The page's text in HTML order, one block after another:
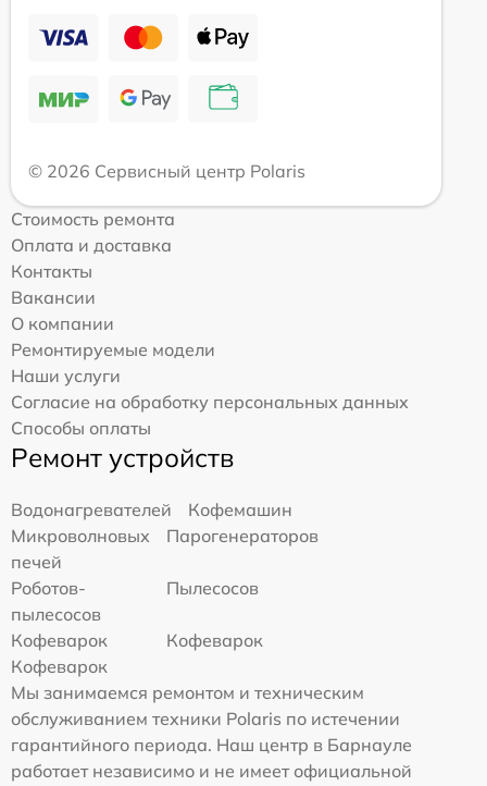
© 2026 Сервисный центр Polaris
Стоимость ремонта
Оплата и доставка
Контакты
Вакансии
О компании
Ремонтируемые модели
Наши услуги
Согласие на обработку персональных данных
Способы оплаты
Ремонт устройств
Водонагревателей
Кофемашин
Микроволновых
печей
Парогенераторов
Роботов-
пылесосов
Пылесосов
Кофеварок
Кофеварок
Кофеварок
Мы занимаемся ремонтом и техническим
обслуживанием техники Polaris по истечении
гарантийного периода. Наш центр в Барнауле
работает независимо и не имеет официальной